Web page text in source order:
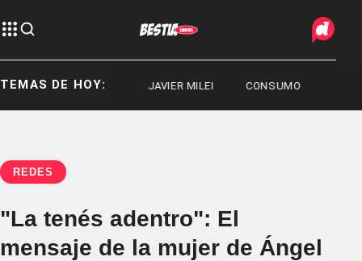
TEMAS DE HOY:
DEPORTES JAVIER MILEI CONSUMO
REDES
"La tenés adentro": El
mensaje de la mujer de Ángel